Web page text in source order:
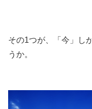
その1つが、「今」し
うか。